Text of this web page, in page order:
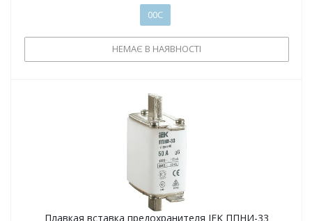
00C
НЕМАЄ В НАЯВНОСТІ
Плавкая вставка предохранителя IEK ППНИ-33